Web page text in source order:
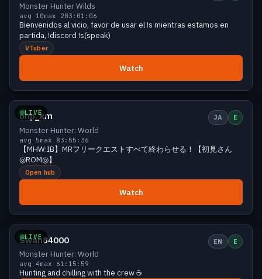
Monster Hunter Wilds
avg 10max 203:01:06
Bienvenidos al vicio, favor de usar el !s mientras estamos en
partida, !discord !s(speak)
VTuber
Watch
LIVE
Small 5 viewers
onp_km JA E
Monster Hunter: World
avg 5max 83:55:36
【MHW:IB】MRフリークエストすべて終わらせる！【初見さん
◎ROM◎】
Open hub
Watch
LIVE
Small 5 viewers
Swan84000 EN E
Monster Hunter: World
avg 4max 61:15:59
Hunting and chilling with the crew ☕